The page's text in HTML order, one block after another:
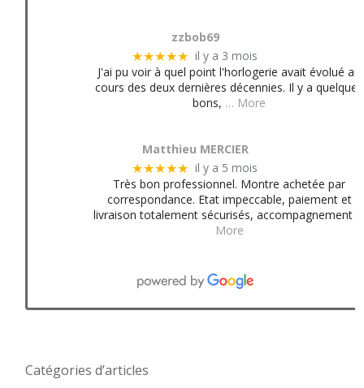
zzbob69
★★★★★ il y a 3 mois
J'ai pu voir à quel point l'horlogerie avait évolué au
cours des deux dernières décennies. Il y a quelques
bons, … More
Matthieu MERCIER
★★★★★ il y a 5 mois
Très bon professionnel. Montre achetée par
correspondance. Etat impeccable, paiement et
livraison totalement sécurisés, accompagnement
More
Catégories d’articles